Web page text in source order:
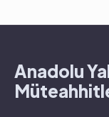
Anadolu